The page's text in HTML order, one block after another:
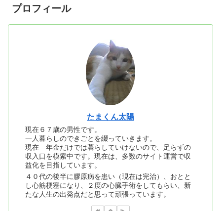
プロフィール
たまくん太陽
現在６７歳の男性です。
一人暮らしのできごとを綴っていきます。
現在 年金だけでは暮らしていけないので、足らずの
収入口を模索中です。現在は、多数のサイト運営で収
益化を目指しています。
４０代の後半に膠原病を患い（現在は完治）、おとと
し心筋梗塞になり、２度の心臓手術をしてもらい、新
たな人生の出発点だと思って頑張っています。